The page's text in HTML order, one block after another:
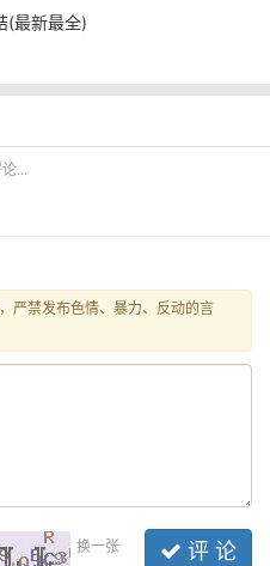
(最新最全)
...
严禁发布色情、暴力、反动的言
换一张 评 论